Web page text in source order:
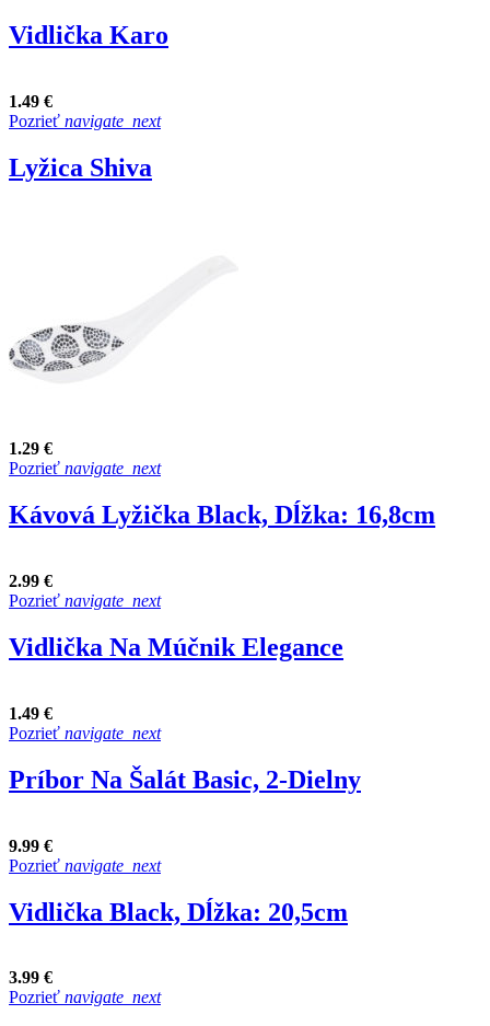
Vidlička Karo
1.49 €
Pozrieť navigate_next
Lyžica Shiva
1.29 €
Pozrieť navigate_next
Kávová Lyžička Black, Dĺžka: 16,8cm
2.99 €
Pozrieť navigate_next
Vidlička Na Múčnik Elegance
1.49 €
Pozrieť navigate_next
Príbor Na Šalát Basic, 2-Dielny
9.99 €
Pozrieť navigate_next
Vidlička Black, Dĺžka: 20,5cm
3.99 €
Pozrieť navigate_next